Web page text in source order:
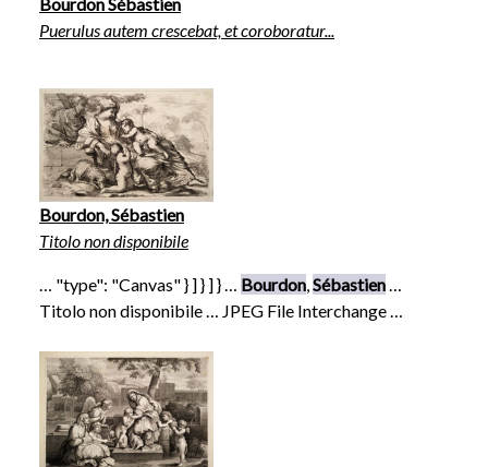
Puerulus autem crescebat, et coroboratur...
Bourdon, Sébastien
Titolo non disponibile
… "type": "Canvas" } ] } ] } … Bourdon,Sébastien…
Titolo non disponibile … JPEG File Interchange …